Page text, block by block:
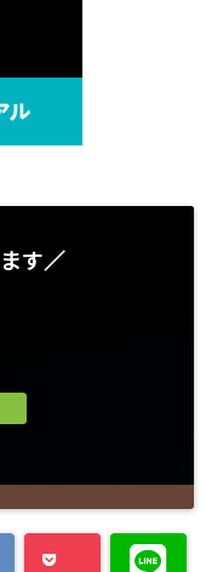
す／